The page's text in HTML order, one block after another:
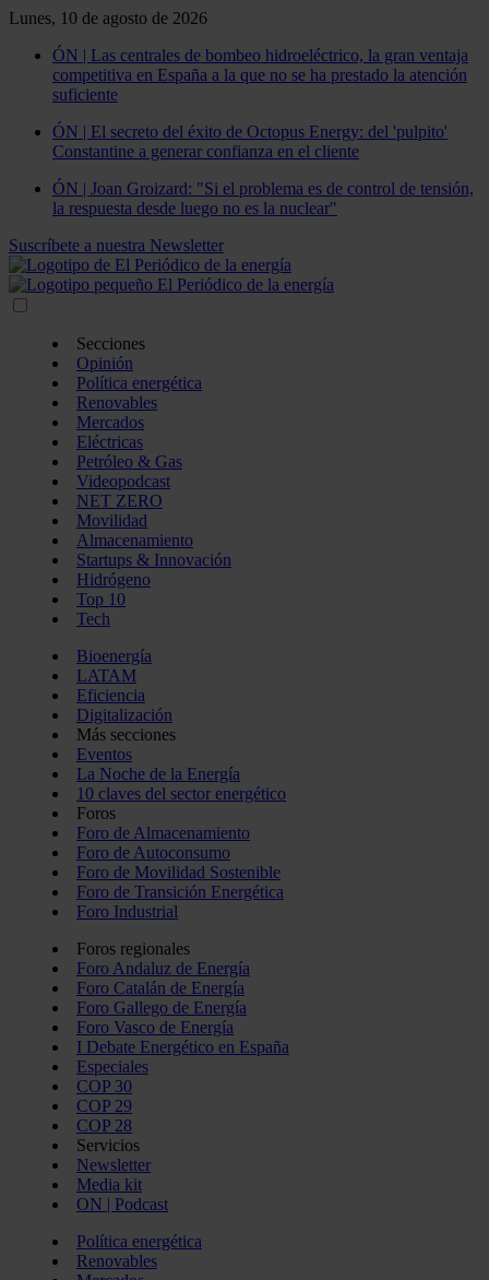
Lunes, 10 de agosto de 2026
ÓN | Las centrales de bombeo hidroeléctrico, la gran ventaja
competitiva en España a la que no se ha prestado la atención
suficiente
ÓN | El secreto del éxito de Octopus Energy: del 'pulpito'
Constantine a generar confianza en el cliente
ÓN | Joan Groizard: "Si el problema es de control de tensión,
la respuesta desde luego no es la nuclear"
Suscríbete a nuestra Newsletter
Secciones
Opinión
Política energética
Renovables
Mercados
Eléctricas
Petróleo & Gas
Videopodcast
NET ZERO
Movilidad
Almacenamiento
Startups & Innovación
Hidrógeno
Top 10
Tech
Bioenergía
LATAM
Eficiencia
Digitalización
Más secciones
Eventos
La Noche de la Energía
10 claves del sector energético
Foros
Foro de Almacenamiento
Foro de Autoconsumo
Foro de Movilidad Sostenible
Foro de Transición Energética
Foro Industrial
Foros regionales
Foro Andaluz de Energía
Foro Catalán de Energía
Foro Gallego de Energía
Foro Vasco de Energía
I Debate Energético en España
Especiales
COP 30
COP 29
COP 28
Servicios
Newsletter
Media kit
ON | Podcast
Política energética
Renovables